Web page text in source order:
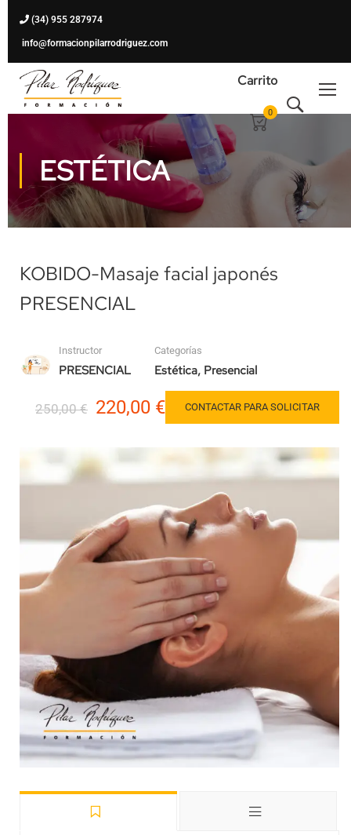
(34) 955 287974
info@formacionpilarrodriguez.com
Carrito
0
ESTÉTICA
KOBIDO-Masaje facial japonés
PRESENCIAL
Instructor
PRESENCIAL
Categorías
Estética, Presencial
250,00 € 220,00 € CONTACTAR PARA SOLICITAR